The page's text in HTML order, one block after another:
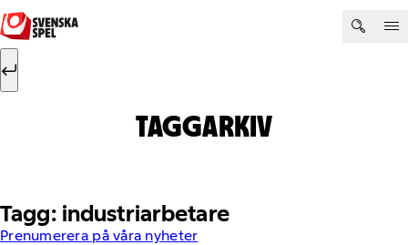
Hoppa till innehåll
Sök efter:
TAGGARKIV
Tagg: industriarbetare
Prenumerera på våra nyheter